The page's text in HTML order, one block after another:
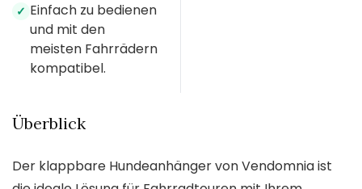
✓ Einfach zu bedienen
und mit den
meisten Fahrrädern
kompatibel.
Überblick
Der klappbare Hundeanhänger von Vendomnia ist